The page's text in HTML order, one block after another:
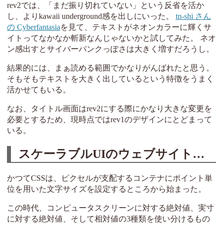
rev2では、「まだ振り切れていない」という反省を活か
し、よりkawaii underground感を出しにいった。 tn-shi さん
の Cyberfantasiaを見て、テキストがネオンカラーに輝くサ
イトってなかなか斬新なんじゃないかと試してみた。 ネオ
ン感出すとサイバーパンクっぽさは大きく増すだろうし。
結果的には、まぁ読める範囲でかなりがんばれたと思う。
そもそもテキストを大きく出しているという特徴をうまく
活かせてもいる。
なお、タイトル画面はrev2にする際にかなり大きな変更を
必要とするため、現時点ではrev1のデザインにとどまって
いる。
スケーラブルUIのウェブサイトについて
かつてCSSは、ピクセルが支配するコンテナにポイント単
位を用いた文字サイズを設定するところから始まった。
この時代、コンピュータスクリーンに対する絶対値、実寸
に対する絶対値、そして相対値の3種類を使い分けるもの